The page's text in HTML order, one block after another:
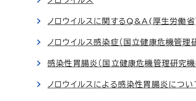
ノロウイルスに関するQ&A(厚生労働
ノロウイルス感染症（国立健康危機管理
感染性胃腸炎（国立健康危機管理研究機
ノロウイルスによる感染性胃腸炎につ